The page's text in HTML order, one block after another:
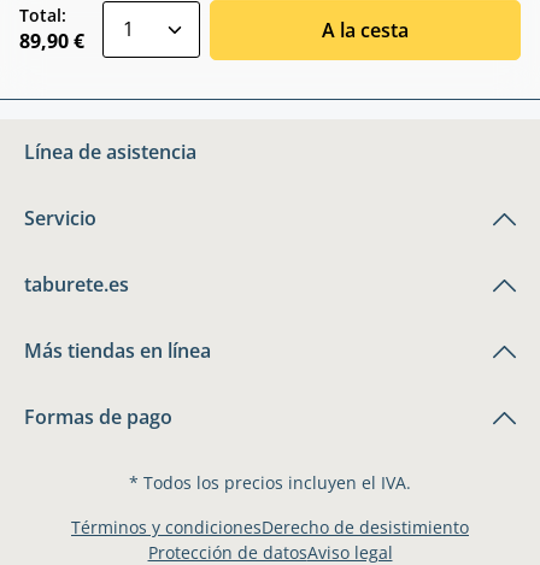
Total:
89,90 € A la cesta
Línea de asistencia
Servicio
taburete.es
Más tiendas en línea
Formas de pago
* Todos los precios incluyen el IVA.
Términos y condicionesDerecho de desistimiento
Protección de datosAviso legal